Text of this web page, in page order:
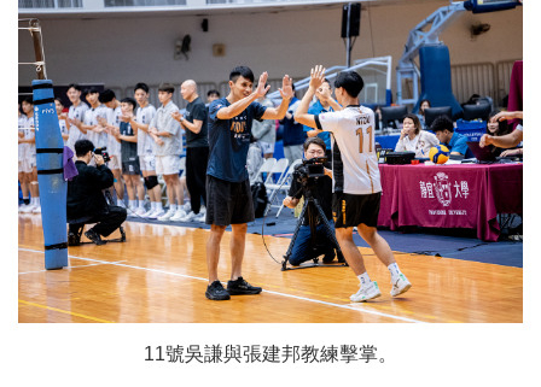
11號吳謙與張建邦教練擊掌。